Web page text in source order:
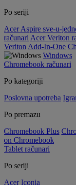
Po seriji
Acer Aspire sve-u-
računari Acer Veriton
Veriton Add-In-One
Windows
Chromebook računari
Po kategoriji
Poslovna upotreba
Po premazu
Chromebook Plus
on Chromebook
Tablet računari
Po seriji
Acer Iconia